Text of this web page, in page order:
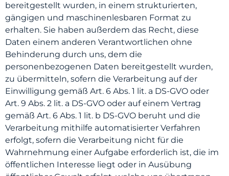
bereitgestellt wurden, in einem strukturierten,
gängigen und maschinenlesbaren Format zu
erhalten. Sie haben außerdem das Recht, diese
Daten einem anderen Verantwortlichen ohne
Behinderung durch uns, dem die
personenbezogenen Daten bereitgestellt wurden,
zu übermitteln, sofern die Verarbeitung auf der
Einwilligung gemäß Art. 6 Abs. 1 lit. a DS-GVO oder
Art. 9 Abs. 2 lit. a DS-GVO oder auf einem Vertrag
gemäß Art. 6 Abs. 1 lit. b DS-GVO beruht und die
Verarbeitung mithilfe automatisierter Verfahren
erfolgt, sofern die Verarbeitung nicht für die
Wahrnehmung einer Aufgabe erforderlich ist, die im
öffentlichen Interesse liegt oder in Ausübung